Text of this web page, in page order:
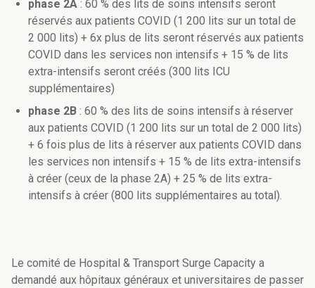
phase 2A : 60 % des lits de soins intensifs seront
réservés aux patients COVID (1 200 lits sur un total de
2 000 lits) + 6x plus de lits seront réservés aux patients
COVID dans les services non intensifs + 15 % de lits
extra-intensifs seront créés (300 lits ICU
supplémentaires)
phase 2B : 60 % des lits de soins intensifs à réserver
aux patients COVID (1 200 lits sur un total de 2 000 lits)
+ 6 fois plus de lits à réserver aux patients COVID dans
les services non intensifs + 15 % de lits extra-intensifs
à créer (ceux de la phase 2A) + 25 % de lits extra-
intensifs à créer (800 lits supplémentaires au total).
Le comité de Hospital & Transport Surge Capacity a
demandé aux hôpitaux généraux et universitaires de passer